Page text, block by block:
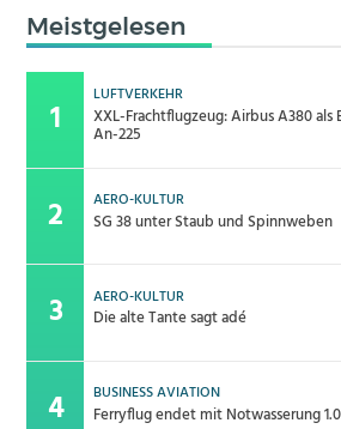
Meistgelesen
LUFTVERKEHR
XXL-Frachtflugzeug: Airbus A380
An-225
AERO-KULTUR
SG 38 unter Staub und Spinnweben
AERO-KULTUR
Die alte Tante sagt adé
BUSINESS AVIATION
Ferryflug endet mit Notwasserung